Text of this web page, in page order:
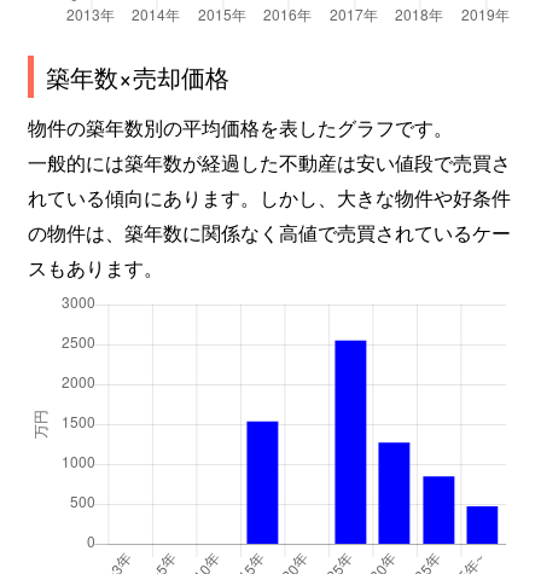
築年数×売却価格
物件の築年数別の平均価格を表したグラフです。
一般的には築年数が経過した不動産は安い値段で売買さ
れている傾向にあります。しかし、大きな物件や好条件
の物件は、築年数に関係なく高値で売買されているケー
スもあります。